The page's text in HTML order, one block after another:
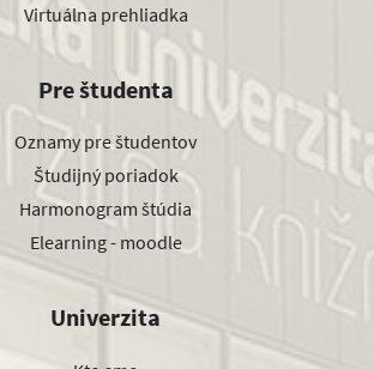
Virtuálna prehliadka
Pre študenta
Oznamy pre študentov
Študijný poriadok
Harmonogram štúdia
Elearning - moodle
Univerzita